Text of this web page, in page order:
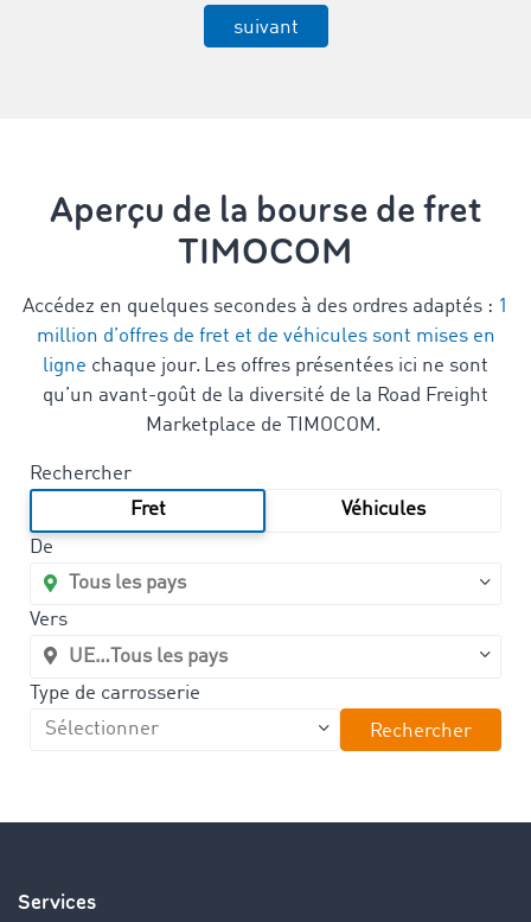
suivant
Aperçu de la bourse de fret
TIMOCOM
Accédez en quelques secondes à des ordres adaptés : 1
million d’offres de fret et de véhicules sont mises en
ligne chaque jour. Les offres présentées ici ne sont
qu’un avant-goût de la diversité de la Road Freight
Marketplace de TIMOCOM.
Rechercher
Fret
Véhicules
De
Vers
Type de carrosserie
Rechercher
Services